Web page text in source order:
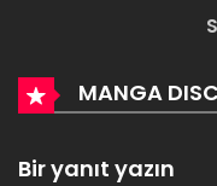
1 Ocak 2023MANGA
Bir yanıt yazın